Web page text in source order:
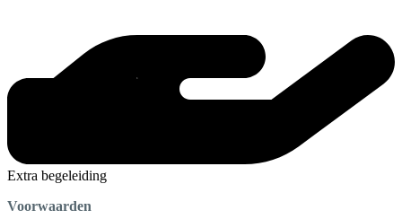
Extra begeleiding
Voorwaarden